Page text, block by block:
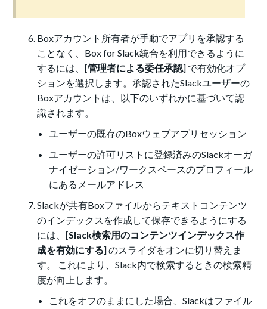
Boxアカウント所有者が手動でアプリを承認する
ことなく、Box for Slack統合を利用できるように
するには、[管理者による委任承認] で有効化オプ
ションを選択します。承認されたSlackユーザーの
Boxアカウントは、以下のいずれかに基づいて認
識されます。
ユーザーの既存のBoxウェブアプリセッション
ユーザーの許可リストに登録済みのSlackオーガ
ナイゼーション/ワークスペースのプロフィール
にあるメールアドレス
Slackが共有Boxファイルからテキストコンテンツ
のインデックスを作成して保存できるようにする
には、[Slack検索用のコンテンツインデックス作
成を有効にする] のスライダをオンに切り替えま
す。 これにより、Slack内で検索するときの検索精
度が向上します。
これをオフのままにした場合、Slackはファイル